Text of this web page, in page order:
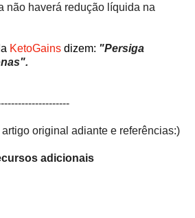
não haverá redução líquida na
KetoGains dizem: "Persiga
original adiante e referências:)
adicionais